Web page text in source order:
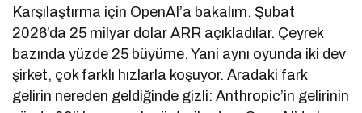
Karşılaştırma için OpenAI’a bakalım. Şubat
2026’da 25 milyar dolar ARR açıkladılar. Çeyrek
bazında yüzde 25 büyüme. Yani aynı oyunda iki dev
şirket, çok farklı hızlarla koşuyor. Aradaki fark
gelirin nereden geldiğinde gizli: Anthropic’in gelirinin